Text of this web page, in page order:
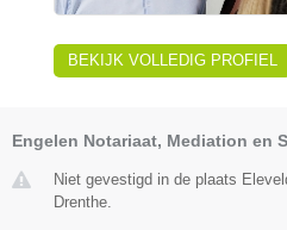
BEKIJK VOLLEDIG PROFIEL
Engelen Notariaat, Mediation en
Niet gevestigd in de plaats
Drenthe.